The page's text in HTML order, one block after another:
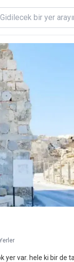
var. hele ki bir de